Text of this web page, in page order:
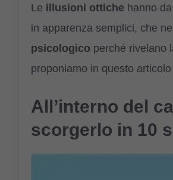
Le illusioni ottiche hanno
in apparenza semplici, che ne
psicologico perché rivelano
proponiamo in questo
All’interno del
scorgerlo in 10